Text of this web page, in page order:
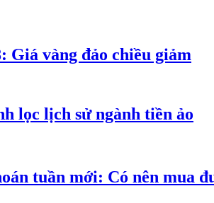
Giá vàng đảo chiều giảm
lọc lịch sử ngành tiền ảo
tuần mới: Có nên mua